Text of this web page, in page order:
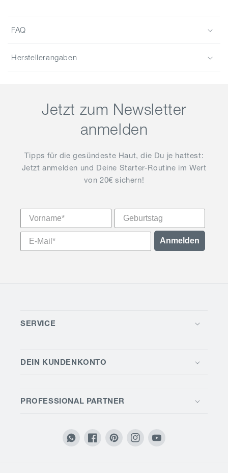
FAQ
Herstellerangaben
Jetzt zum Newsletter
anmelden
Tipps für die gesündeste Haut, die Du je hattest:
Jetzt anmelden und Deine Starter-Routine im Wert
von 20€ sichern!
Vorname
Anmelden
SERVICE
DEIN KUNDENKONTO
PROFESSIONAL PARTNER
TranslationFacebookPinterestInstagramYouTube